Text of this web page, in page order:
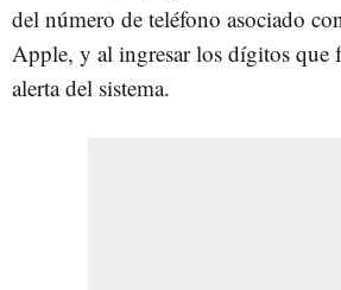
del número de teléfono asociado
Apple, y al ingresar los dígitos que
alerta del sistema.